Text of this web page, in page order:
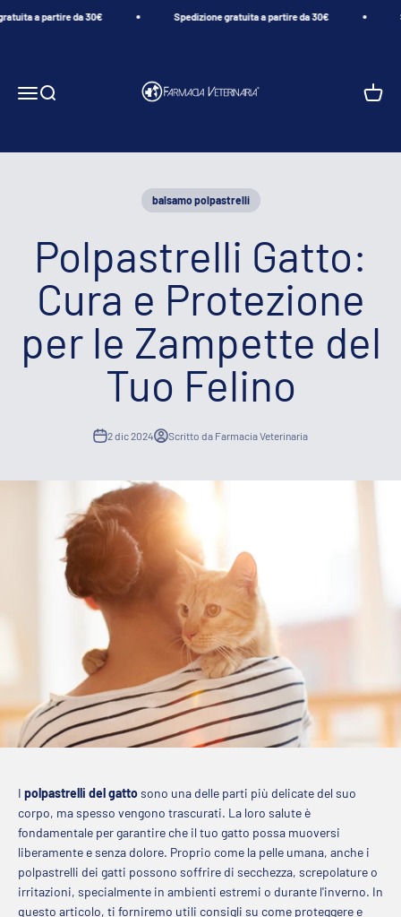
a partire da 30€ Spedizione gratuita a partire da 30€
MenùCerca
balsamo polpastrelli
Polpastrelli Gatto:
Cura e Protezione
per le Zampette del
Tuo Felino
2 dic 2024 Scritto da Farmacia Veterinaria
I polpastrelli del gattosono una delle parti più delicate del suo
corpo, ma spesso vengono trascurati. La loro salute è
fondamentale per garantire che il tuo gatto possa muoversi
liberamente e senza dolore. Proprio come la pelle umana, anche i
polpastrelli dei gatti possono soffrire di secchezza, screpolature o
irritazioni, specialmente in ambienti estremi o durante l'inverno. In
questo articolo, ti forniremo utili consigli su come proteggere e